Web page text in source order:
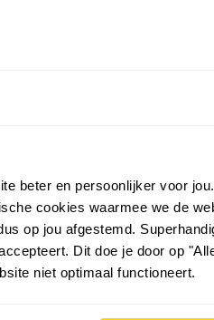
beter en persoonlijker voor
cookies waarmee we de
op jou afgestemd.
Dit doe je door op
niet optimaal functioneert.